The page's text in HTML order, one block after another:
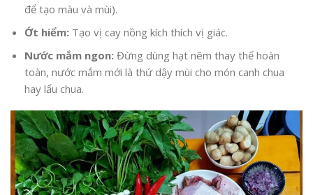
để tạo màu và mùi).
Ớt hiểm: Tạo vị cay nồng kích thích vị giác.
Nước mắm ngon: Đừng dùng hạt nêm thay thế hoàn
toàn, nước mắm mới là thứ dậy mùi cho món canh chua
hay lẩu chua.